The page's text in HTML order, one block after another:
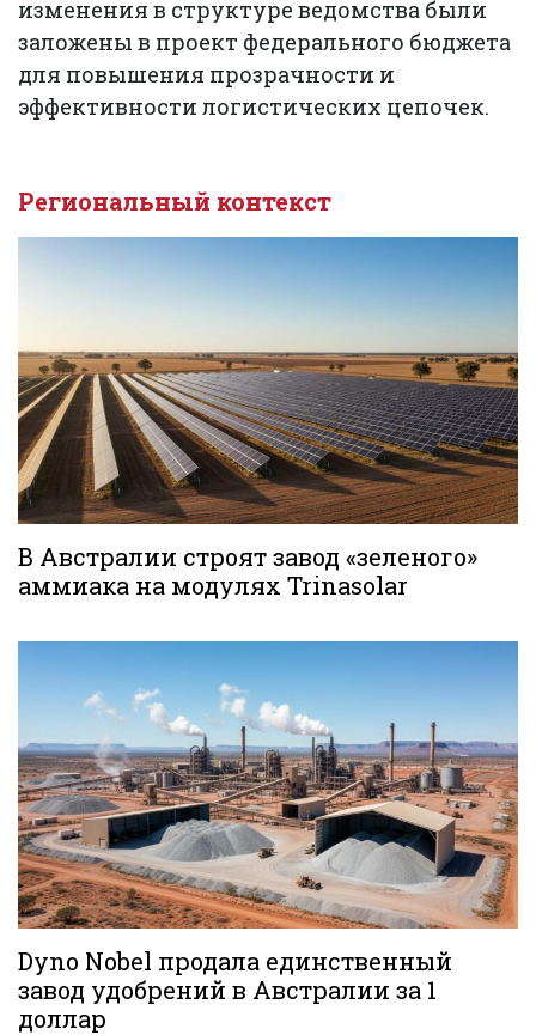
изменения в структуре ведомства были
заложены в проект федерального бюджета
для повышения прозрачности и
эффективности логистических цепочек.
Региональный контекст
В Австралии строят завод «зеленого»
аммиака на модулях Trinasolar
Dyno Nobel продала единственный
завод удобрений в Австралии за 1
доллар